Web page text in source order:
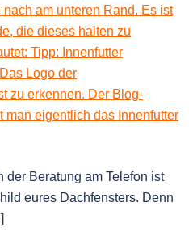
der Beratung am Telefon ist
eures Dachfensters. Denn